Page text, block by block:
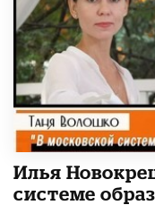
Илья
системе